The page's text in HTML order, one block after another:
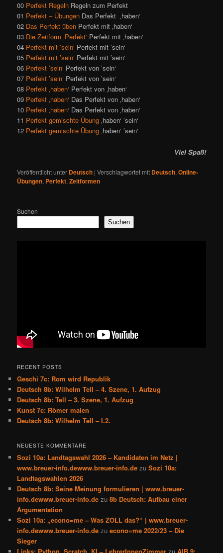
00 Perfekt Regeln Regeln zum Perfekt
01 Perfekt – Übungen Das Perfekt ‚haben‘
02 Das Perfekt üben Perfekt mit ‚haben‘
03 Die Zeitform ‚Perfekt‘ Perfekt mit ‚haben‘
04 Perfekt mit ’sein‘ Perfekt mit ’sein‘
05 Perfekt mit ’sein‘ Perfekt mit ’sein‘
06 Perfekt ’sein‘ Perfekt von ’sein‘
07 Perfekt ’sein‘ Perfekt von ’sein‘
08 Perfekt ‚haben‘ Perfekt von ‚haben‘
09 Perfekt ‚haben‘ Das Perfekt von ‚haben‘
10 Perfekt ‚haben‘ Das Perfekt von ‚haben‘
11 Perfekt gemischte Übung ‚haben‘ ’sein‘
12 Perfekt gemischte Übung ‚haben‘ ’sein‘
Viel Spaß!
Veröffentlicht unter Deutsch |Verschlagwortet mit Deutsch,Online-
Übungen, Perfekt,Zeitformen
Suchen
Suchen
RECENT POSTS
Geschi 7c: Rom wird Republik
Deutsch 8b: Wilhelm Tell – 4. Szene, 1. Aufzug
Deutsch 8b: Tell – 3. Szene, 1. Aufzug
Kunst 7c: Römer malen
Deutsch 8b: Wilhelm Tell – I.2.
NEUESTE KOMMENTARE
Sozi 10a: Landtagswahl 2026 – Kandidaten im Netz |
www.breuer-info.dewww.breuer-info.de zuSozi 10a:
Landtagswahlen 2026
Deutsch 8b: Seine Meinung formulieren | www.breuer-
info.dewww.breuer-info.de zu8b Deutsch: Aufbau einer
Argumentation
Sozi 10a: „econo=me – Was ZOLL das?“ | www.breuer-
info.dewww.breuer-info.de zuecono=me 2022/23 – Die
Sieger